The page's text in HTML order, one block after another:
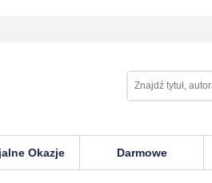
Okazje Darmowe